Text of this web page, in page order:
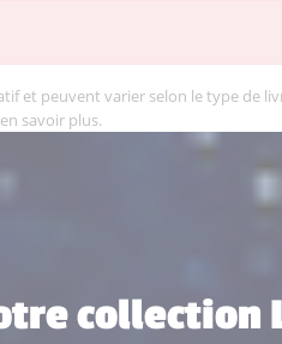
et peuvent varier selon le type de
savoir plus.
collection